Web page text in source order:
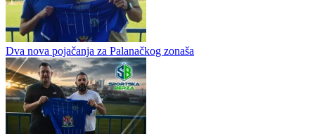
Dva nova pojačanja za Palanačkog zonaša